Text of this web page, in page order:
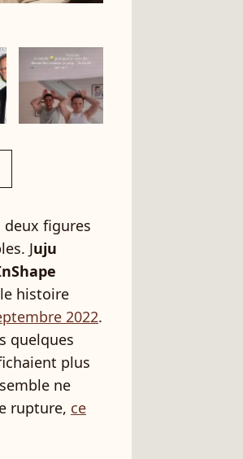
figures
Juju
histoire
2022.
quelques
plus
ne
rupture, ce